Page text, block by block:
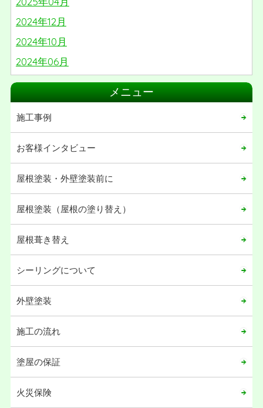
2024年12月
2024年10月
2024年06月
2024年05月
2024年03月
2024年02月
2024年01月
2023年06月
2023年05月
2023年02月
2022年12月
2022年05月
2021年10月
2021年04月
2021年02月
メニュー
施工事例
お客様インタビュー
屋根塗装・外壁塗装前に
屋根塗装（屋根の塗り替え）
屋根葺き替え
シーリングについて
外壁塗装
施工の流れ
塗屋の保証
火災保険